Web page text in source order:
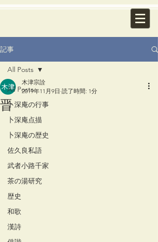
記事
All Posts
卜深庵の行事
卜深庵点描
卜深庵の歴史
佐久良私語
武者小路千家
茶の湯研究
歴史
和歌
漢詩
All Posts
晋
木津宗詮
2019年11月9日 読了時間: 1分